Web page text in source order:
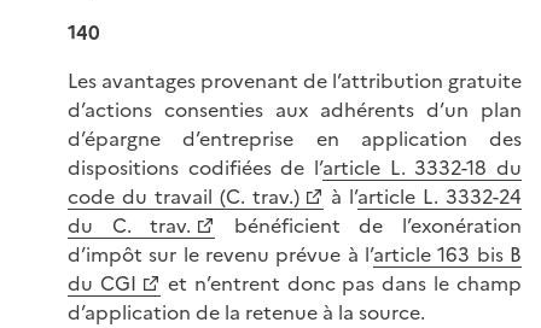
140
Les avantages provenant de l’attribution gratuite
d’actions consenties aux adhérents d’un plan
d’épargne d’entreprise en application des
dispositions codifiées de l’article L. 3332-18 du
code du travail (C. trav.)
à l’article L. 3332-24
du C. trav.
bénéficient de l’exonération
d’impôt sur le revenu prévue à l’article 163 bis B
du CGI
et n’entrent donc pas dans le champ
d’application de la retenue à la source.